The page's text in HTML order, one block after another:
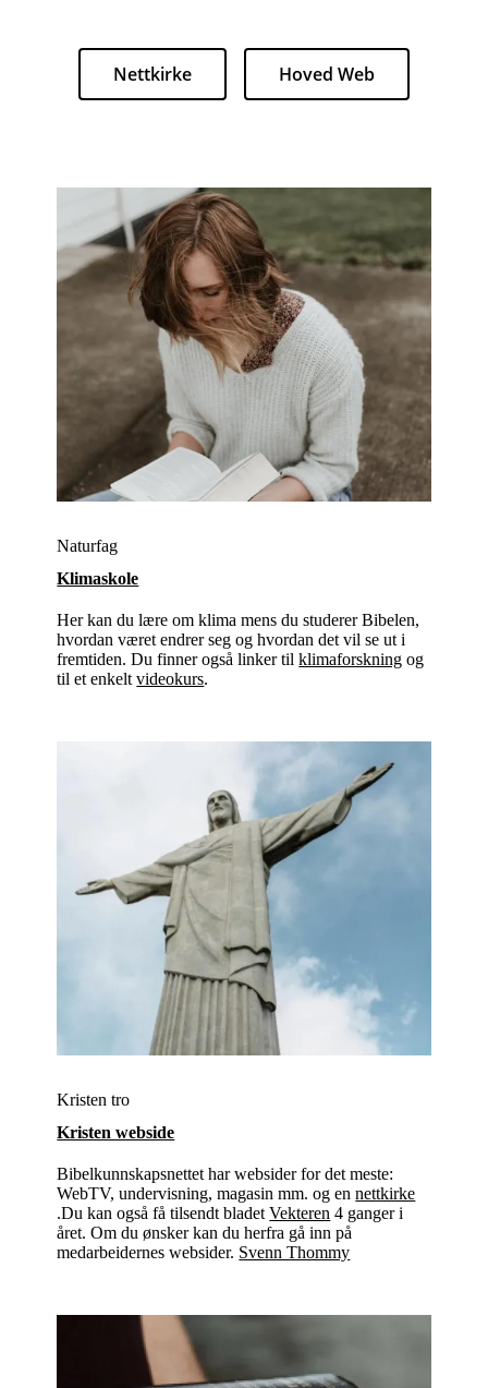
Nettkirke Hoved Web
Naturfag
Klimaskole
Her kan du lære om klima mens du studerer Bibelen,
hvordan været endrer seg og hvordan det vil se ut i
fremtiden. Du finner også linker tilklimaforskning og
til et enkeltvideokurs.
Kristen tro
Kristen webside
Bibelkunnskapsnettet har websider for det meste:
WebTV, undervisning, magasin mm. og ennettkirke
.Du kan også få tilsendt bladetVekteren 4 ganger i
året. Om du ønsker kan du herfra gå inn på
medarbeidernes websider. Svenn Thommy